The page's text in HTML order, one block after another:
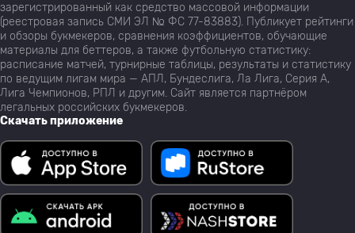
зарегистрированный как средство массовой информации
(реестровая запись СМИ ЭЛ № ФС 77-83883). Публикует рейтинги
и обзоры букмекеров, сравнения коэффициентов, обучающие
материалы для беттеров, а также футбольную статистику:
расписание матчей, турнирные таблицы, результаты и статистику
по ведущим лигам мира — АПЛ, Бундеслига, Ла Лига, Серия А,
Лига Чемпионов, РПЛ и другим. Сайт является партнёром
легальных российских букмекеров.
Скачать приложение